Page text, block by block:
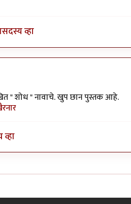
सदस्य व्हा
" शोध " नावाचे. खुप छान पुस्तक आहे.